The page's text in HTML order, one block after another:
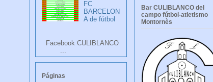
FC
BARCELON
A de fútbol
Facebook CULIBLANCO
...
Páginas
Bar CULIBLANCO del
campo fútbol-atletismo
Montornès